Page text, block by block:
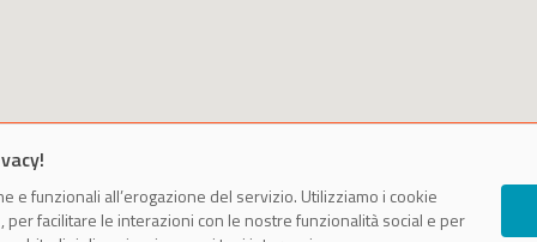
e funzionali all’erogazione del servizio. Utilizziamo i cookie
facilitare le interazioni con le nostre funzionalità social e per